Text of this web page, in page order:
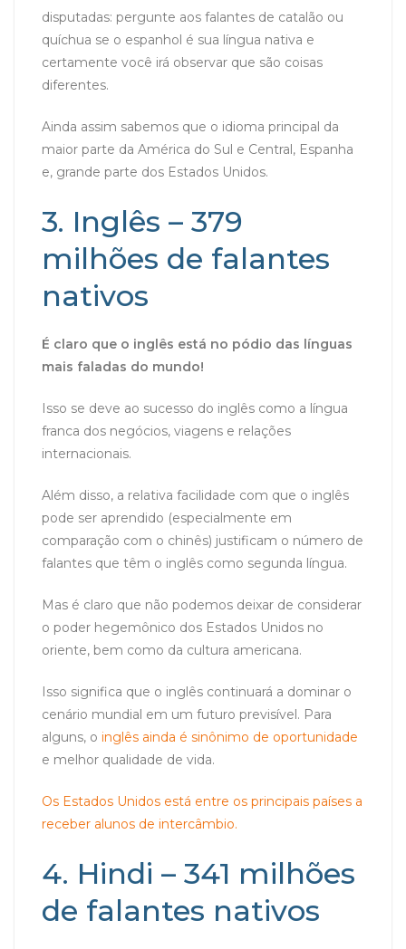
disputadas: pergunte aos falantes de catalão ou
quíchua se o espanhol é sua língua nativa e
certamente você irá observar que são coisas
diferentes.
Ainda assim sabemos que o idioma principal da
maior parte da América do Sul e Central, Espanha
e, grande parte dos Estados Unidos.
3. Inglês – 379
milhões de falantes
nativos
É claro que o inglês está no pódio das línguas
mais faladas do mundo!
Isso se deve ao sucesso do inglês como a língua
franca dos negócios, viagens e relações
internacionais.
Além disso, a relativa facilidade com que o inglês
pode ser aprendido (especialmente em
comparação com o chinês) justificam o número de
falantes que têm o inglês como segunda língua.
Mas é claro que não podemos deixar de considerar
o poder hegemônico dos Estados Unidos no
oriente, bem como da cultura americana.
Isso significa que o inglês continuará a dominar o
cenário mundial em um futuro previsível. Para
alguns, o inglês ainda é sinônimo de oportunidade
e melhor qualidade de vida.
Os Estados Unidos está entre os principais países a
receber alunos de intercâmbio.
4. Hindi – 341 milhões
de falantes nativos